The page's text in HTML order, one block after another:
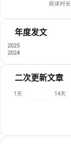
阅读时长
年度发文
2025
2024
二次更新文章
1天 14天